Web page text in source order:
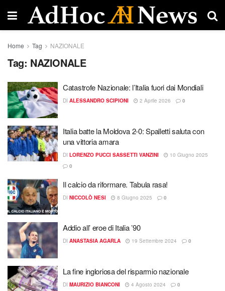
Home Tag NAZIONALE
Tag: NAZIONALE
Catastrofe Nazionale: l’Italia fuori dai Mondiali
DI ALESSANDRO SCIPIONI 2 Aprile 2026 0
Italia batte la Moldova 2-0: Spalletti saluta con
una vittoria amara
DI LORENZO PUCCI SASSETTI VANZINI
10 Giugno 2025
0
Il calcio da riformare. Tabula rasa!
DI NICCOLÒ NESI 8 Giugno 2025 0
Addio all’ eroe di Italia ’90
DI ANASTASIA AGARLA 19 Settembre 2024 0
La fine ingloriosa del risparmio nazionale
DI MAURIZIO BIANCONI 4 Agosto 2024 0